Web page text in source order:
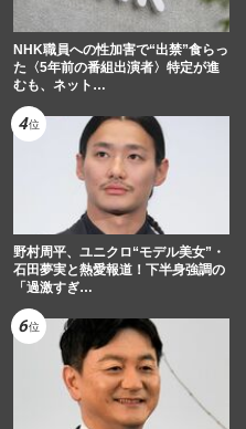
NHK職員への性加害で“出禁”食らっ
た〈5年前の番組出演者〉特定が進
むも、ネット…
野村周平、ユニクロ“モデル美女”・
石田夢実と熱愛報道！下半身強調の
「過激すぎ…